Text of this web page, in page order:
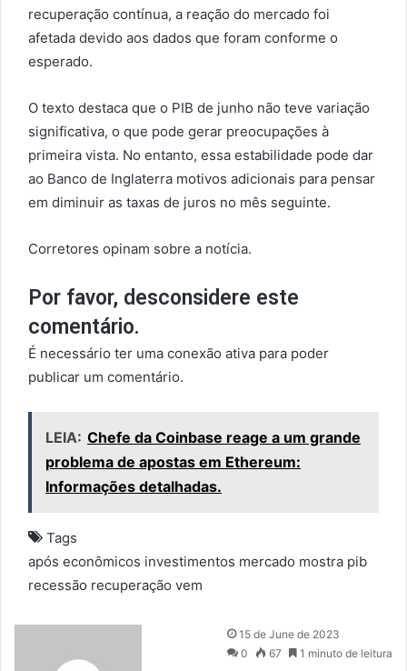
recuperação contínua, a reação do mercado foi
afetada devido aos dados que foram conforme o
esperado.
O texto destaca que o PIB de junho não teve variação
significativa, o que pode gerar preocupações à
primeira vista. No entanto, essa estabilidade pode dar
ao Banco de Inglaterra motivos adicionais para pensar
em diminuir as taxas de juros no mês seguinte.
Corretores opinam sobre a notícia.
Por favor, desconsidere este
comentário.
É necessário ter uma conexão ativa para poder
publicar um comentário.
LEIA: Chefe da Coinbase reage a um grande
problema de apostas em Ethereum:
Informações detalhadas.
Tags
após econômicos investimentos mercado mostra pib
recessão recuperação vem
15 de June de 2023
0
67 1 minuto de leitura